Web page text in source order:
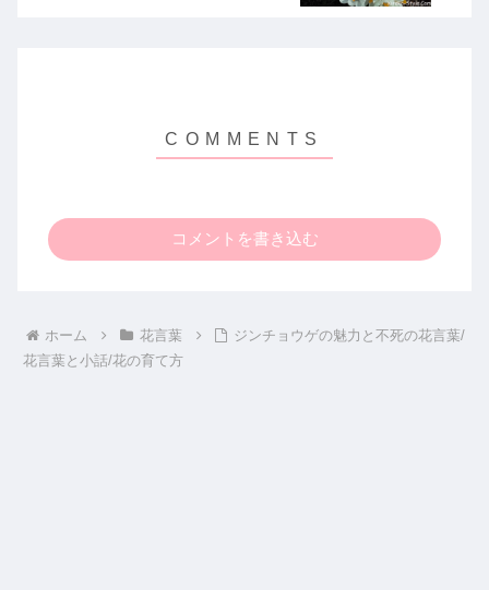
コメントを書き込む
ホーム 花言葉
ジンチョウゲの魅力と不死の花言葉/
花言葉と小話/花の育て方